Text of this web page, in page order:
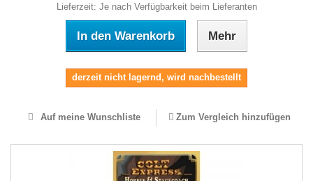
Lieferzeit: Je nach Verfügbarkeit beim Lieferanten
In den Warenkorb Mehr
derzeit nicht lagernd, wird nachbestellt
Auf meine Wunschliste Zum Vergleich hinzufügen